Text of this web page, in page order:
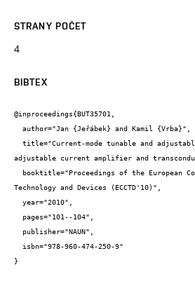
STRANY POČET
4
BIBTEX
@inproceedings{BUT35701,
adjustable current amplifier and
Technology and Devices (ECCTD'10)",
}